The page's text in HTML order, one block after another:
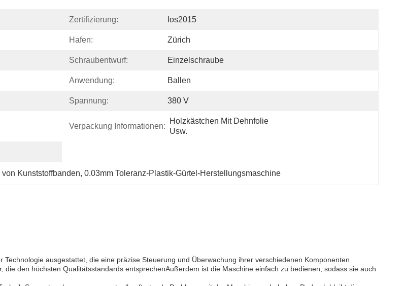
Zertifizierung: Ios2015
Hafen: Zürich
Schraubentwurf: Einzelschraube
Anwendung: Ballen
Spannung: 380 V
Verpackung Informationen:
Holzkästchen Mit Dehnfolie
Usw.
Kunststoffbanden, 0.03mm Toleranz-Plastik-Gürtel-Herstellungsmaschine
ausgestattet, die eine präzise Steuerung und Überwachung ihrer verschiedenen Komponenten
den höchsten Qualitätsstandards entsprechenAußerdem ist die Maschine einfach zu bedienen, sodass sie auch